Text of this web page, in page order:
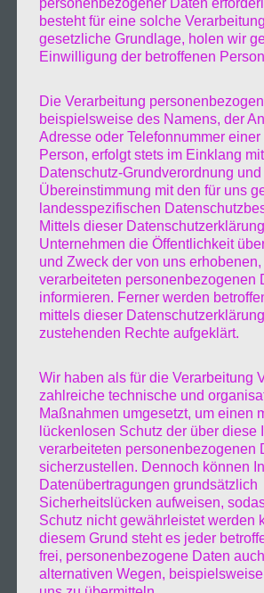
vergessen zu lassen. Der
am Westufer lädt förmlich ein
Spaziergang dem ich auch
Später ging es leider nicht
entlang wie ich es eigentlich
weiter, zum einen wegen
zum anderen das ich
Abendessen zu beschaffen.
personenbezogener Daten
besteht für eine solche
gesetzliche Grundlage, holen wir
Einwilligung der betroffenen
Die Verarbeitung
beispielsweise des Namens, der
Adresse oder Telefonnummer einer
Person, erfolgt stets im Einklang
Datenschutz-Grundverordnung und
Übereinstimmung mit den für uns
landesspezifischen
Mittels dieser
Unternehmen die Öffentlichkeit
und Zweck der von uns
verarbeiteten personenbezogenen
informieren. Ferner werden
mittels dieser
zustehenden Rechte aufgeklärt.
Wir haben als für die Verarbeitung
zahlreiche technische und
Maßnahmen umgesetzt, um einen
lückenlosen Schutz der über diese
verarbeiteten personenbezogenen
sicherzustellen. Dennoch können
Datenübertragungen grundsätzlich
Sicherheitslücken aufweisen,
Schutz nicht gewährleistet werden
diesem Grund steht es jeder
frei, personenbezogene Daten
alternativen Wegen,